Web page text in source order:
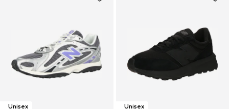
Unisex Unisex